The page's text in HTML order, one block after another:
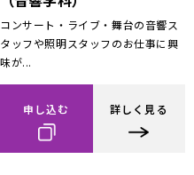
コンサート・ライブ・舞台の音響ス
タッフや照明スタッフのお仕事に興
味が...
申し込む 詳しく見る